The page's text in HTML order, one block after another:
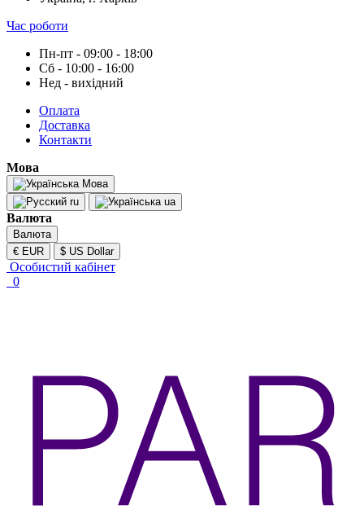
Час роботи
Пн-пт - 09:00 - 18:00
Сб - 10:00 - 16:00
Нед - вихідний
Оплата
Доставка
Контакти
Мова
Мова
ru
ua
Валюта
Валюта
€ EUR
$ US Dollar
Особистий кабінет
0